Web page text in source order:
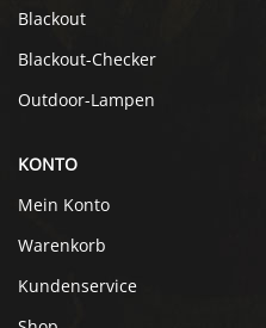
Blackout
Blackout-Checker
Outdoor-Lampen
KONTO
Mein Konto
Warenkorb
Kundenservice